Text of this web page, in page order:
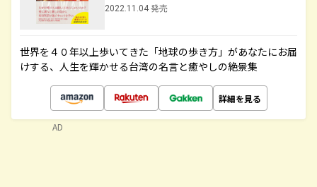
2022.11.04 発売
世界を４０年以上歩いてきた「地球の歩き方」があなたにお届
けする、人生を輝かせる台湾の名言と癒やしの絶景集
詳細を見る
AD